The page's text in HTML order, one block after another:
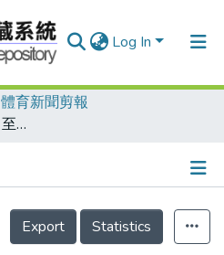
Log In
體育新聞剪報
伊士麥世大運跆上風光 至少兩銀 楊淑君、吳燕妮穩紮穩打終為團隊爭得榮耀 男隊迄無建樹/王宇佐揮拍闖進男單四強 謝淑薇、詹謹瑋女網單打並列銅牌/吳燕妮2008要更上層樓/體操精英面臨考驗2007世界賽 成隊成績9至18名 才能獲奧運兩名額/跆拳道美少女不讓朱木炎專美 楊淑君證明自己有實力/馬上兩英雄 目標北京奧運 世大運體操隊凱歸 黃怡學、林祥威聲聲感謝
Details
Export
Statistics